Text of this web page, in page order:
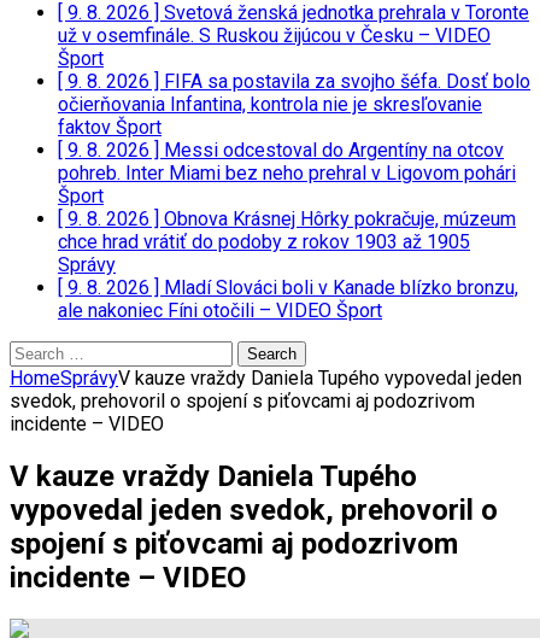
[ 9. 8. 2026 ] Svetová ženská jednotka prehrala v Toronte
už v osemfinále. S Ruskou žijúcou v Česku – VIDEO
Šport
[ 9. 8. 2026 ] FIFA sa postavila za svojho šéfa. Dosť bolo
očierňovania Infantina, kontrola nie je skresľovanie
faktov Šport
[ 9. 8. 2026 ] Messi odcestoval do Argentíny na otcov
pohreb. Inter Miami bez neho prehral v Ligovom pohári
Šport
[ 9. 8. 2026 ] Obnova Krásnej Hôrky pokračuje, múzeum
chce hrad vrátiť do podoby z rokov 1903 až 1905
Správy
[ 9. 8. 2026 ] Mladí Slováci boli v Kanade blízko bronzu,
ale nakoniec Fíni otočili – VIDEO Šport
Search
for:
HomeSprávyV kauze vraždy Daniela Tupého vypovedal jeden
svedok, prehovoril o spojení s piťovcami aj podozrivom
incidente – VIDEO
V kauze vraždy Daniela Tupého
vypovedal jeden svedok, prehovoril o
spojení s piťovcami aj podozrivom
incidente – VIDEO